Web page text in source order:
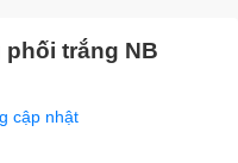
trắng NB
cập nhật